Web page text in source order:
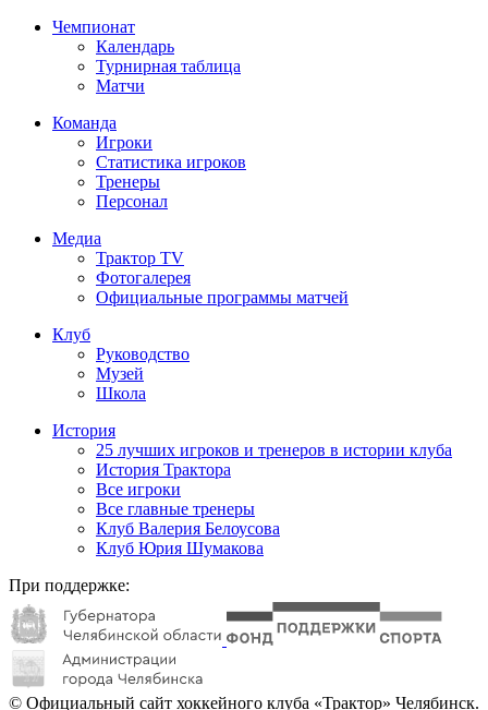
Чемпионат
Календарь
Турнирная таблица
Матчи
Команда
Игроки
Статистика игроков
Тренеры
Персонал
Медиа
Трактор TV
Фотогалерея
Официальные программы матчей
Клуб
Руководство
Музей
Школа
История
25 лучших игроков и тренеров в истории клуба
История Трактора
Все игроки
Все главные тренеры
Клуб Валерия Белоусова
Клуб Юрия Шумакова
При поддержке:
© Официальный сайт хоккейного клуба «Трактор» Челябинск.